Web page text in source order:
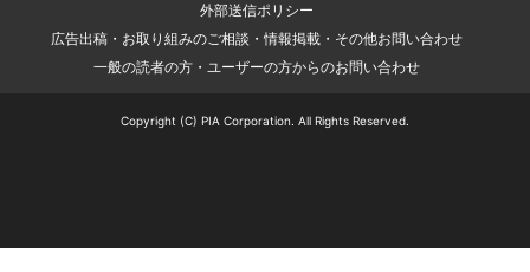
外部送信ポリシー
広告出稿・お取り組みのご相談・情報掲載・その他お問い合わせ
一般の読者の方・ユーザーの方からのお問い合わせ
Copyright (C) PIA Corporation. All Rights Reserved.